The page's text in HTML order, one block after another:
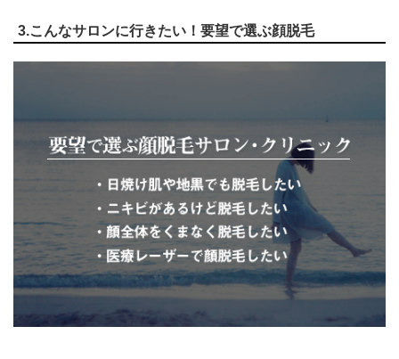
3.こんなサロンに行きたい！要望で選ぶ顔脱毛